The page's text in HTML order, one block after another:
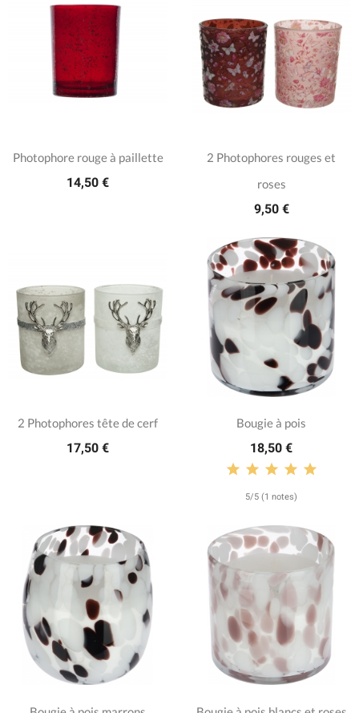
Photophore rouge à paillette
14,50 €
2 Photophores rouges et
roses
9,50 €
2 Photophores tête de cerf
17,50 €
Bougie à pois
18,50 €
5/5 (1 notes)